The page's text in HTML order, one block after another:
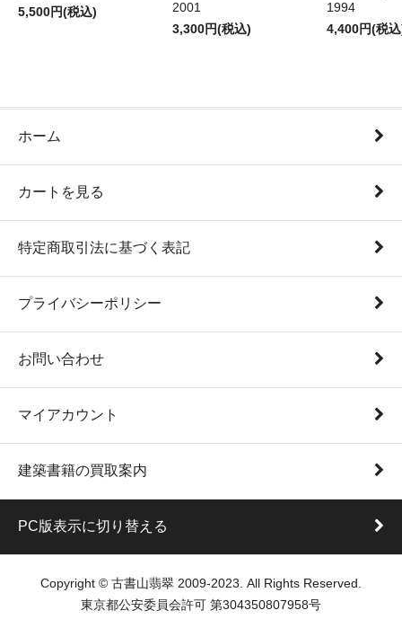
5,500円(税込)
2001
3,300円(税込)
1994
4,400円(税
ホーム
カートを見る
特定商取引法に基づく表記
プライバシーポリシー
お問い合わせ
マイアカウント
建築書籍の買取案内
PC版表示に切り替える
Copyright © 古書山翡翠 2009-2023. All Rights Reserved.
東京都公安委員会許可 第304350807958号